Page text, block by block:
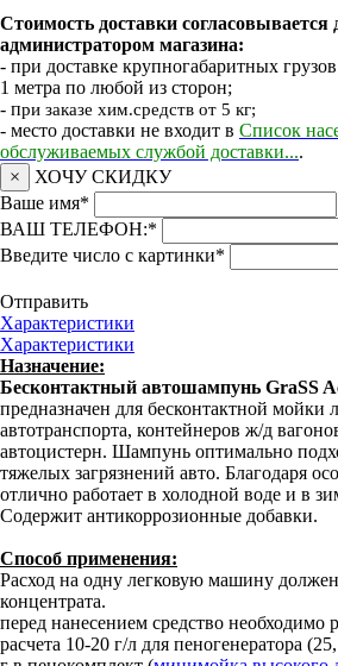
Стоимость доставки согласовывается
администратором магазина:
- при доставке крупногабаритных
1 метра по любой из сторон;
- при заказе хим.средств от 5 кг;
- место доставки не входит в Список
обслуживаемых службой доставки....
×
ХОЧУ СКИДКУ
Ваше имя*
ВАШ ТЕЛЕФОН:*
Введите число с картинки*
Отправить
Характеристики
Характеристики
Назначение:
Бесконтактный автошампунь GraSS
предназначен для бесконтактной мойки
автотранспорта, контейнеров ж/д
автоцистерн. Шампунь оптимально
тяжелых загрязнений авто. Благодаря
отлично работает в холодной воде и в
Содержит антикоррозионные добавки.
Способ применения:
Расход на одну легковую машину должен
концентрата.
перед нанесением средство необходимо
расчета 10-20 г/л для пеногенератора